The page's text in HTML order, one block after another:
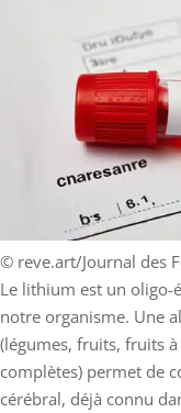
© reve.art/Journal des
Le lithium est un oligo-
notre organisme. Une
(légumes, fruits, fruits
complètes) permet de
cérébral, déjà connu